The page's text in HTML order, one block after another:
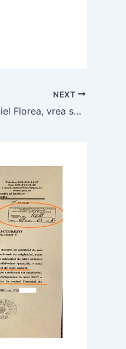
NEXT
Edilul zero, Daniel Florea, vrea să se facă mogul media pe banii locuitoriilor Sectorului 5